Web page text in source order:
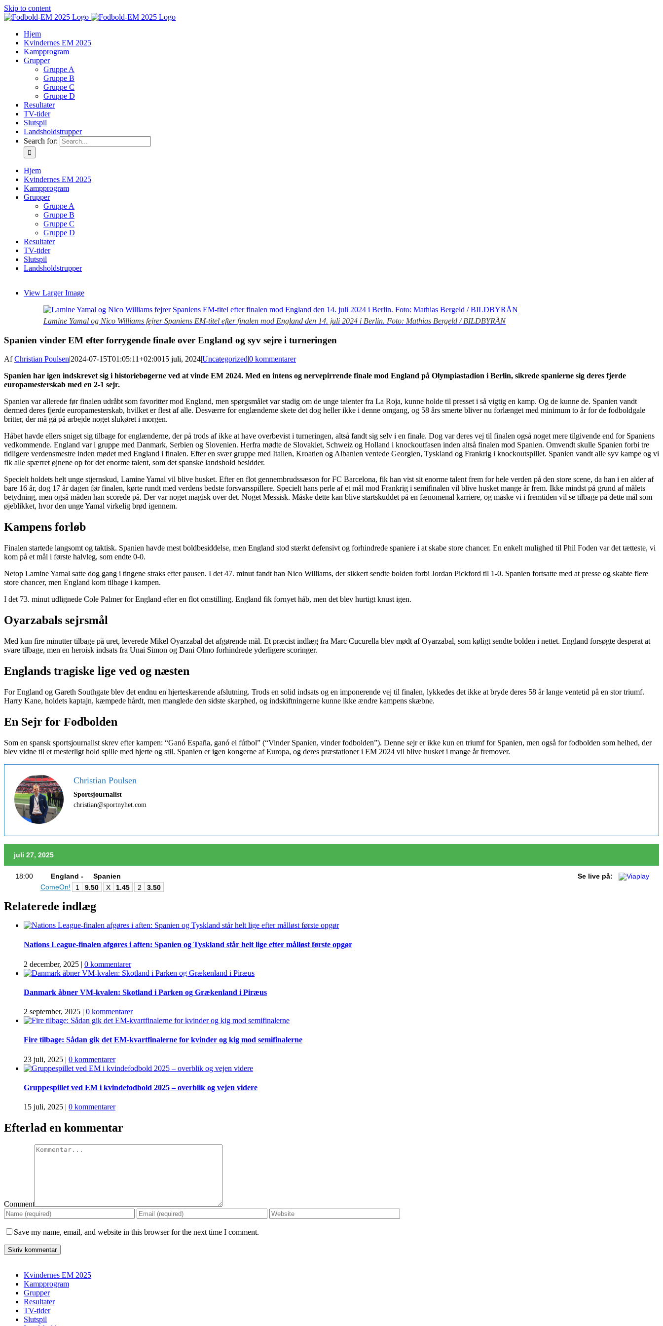
Skip to content
Hjem
Kvindernes EM 2025
Kampprogram
Grupper
Gruppe A
Gruppe B
Gruppe C
Gruppe D
Resultater
TV-tider
Slutspil
Landsholdstrupper
Search for:
Hjem
Kvindernes EM 2025
Kampprogram
Grupper
Gruppe A
Gruppe B
Gruppe C
Gruppe D
Resultater
TV-tider
Slutspil
Landsholdstrupper
View Larger Image
Lamine Yamal og Nico Williams fejrer Spaniens EM-titel efter finalen mod England den 14. juli 2024 i Berlin. Foto: Mathias Bergeld / BILDBYRÅN
Spanien vinder EM efter forrygende finale over England og syv sejre i turneringen
AfChristian Poulsen|2024-07-15T01:05:11+02:0015 juli, 2024|Uncategorized|0 kommentarer
Spanien har igen indskrevet sig i historiebøgerne ved at vinde EM 2024. Med en intens og nervepirrende finale mod England på Olympiastadion i Berlin, sikrede spanierne sig deres fjerde
europamesterskab med en 2-1 sejr.
Spanien var allerede før finalen udråbt som favoritter mod England, men spørgsmålet var stadig om de unge talenter fra La Roja, kunne holde til presset i så vigtig en kamp. Og de kunne de. Spanien vandt
dermed deres fjerde europamesterskab, hvilket er flest af alle. Desværre for englænderne skete det dog heller ikke i denne omgang, og 58 års smerte bliver nu forlænget med minimum to år for de fodboldgale
britter, der må gå på arbejde noget slukøret i morgen.
Håbet havde ellers sniget sig tilbage for englænderne, der på trods af ikke at have overbevist i turneringen, altså fandt sig selv i en finale. Dog var deres vej til finalen også noget mere tilgivende end for Spaniens
vedkommende. England var i gruppe med Danmark, Serbien og Slovenien. Herfra mødte de Slovakiet, Schweiz og Holland i knockoutfasen inden altså finalen mod Spanien. Omvendt skulle Spanien forbi tre
tidligere verdensmestre inden mødet med England i finalen. Efter en svær gruppe med Italien, Kroatien og Albanien ventede Georgien, Tyskland og Frankrig i knockoutspillet. Spanien vandt alle syv kampe og vi
fik alle spærret øjnene op for det enorme talent, som det spanske landshold besidder.
Specielt holdets helt unge stjernskud, Lamine Yamal vil blive husket. Efter en flot gennembrudssæson for FC Barcelona, fik han vist sit enorme talent frem for hele verden på den store scene, da han i en alder af
bare 16 år, dog 17 år dagen før finalen, kørte rundt med verdens bedste forsvarsspillere. Specielt hans perle af et mål mod Frankrig i semifinalen vil blive husket mange år frem. Ikke mindst på grund af målets
betydning, men også måden han scorede på. Der var noget magisk over det. Noget Messisk. Måske dette kan blive startskuddet på en fænomenal karriere, og måske vi i fremtiden vil se tilbage på dette mål som
øjeblikket, hvor den unge Yamal virkelig brød igennem.
Kampens forløb
Finalen startede langsomt og taktisk. Spanien havde mest boldbesiddelse, men England stod stærkt defensivt og forhindrede spaniere i at skabe store chancer. En enkelt mulighed til Phil Foden var det tætteste, vi
kom på et mål i første halvleg, som endte 0-0.
Netop Lamine Yamal satte dog gang i tingene straks efter pausen. I det 47. minut fandt han Nico Williams, der sikkert sendte bolden forbi Jordan Pickford til 1-0. Spanien fortsatte med at presse og skabte flere
store chancer, men England kom tilbage i kampen.
I det 73. minut udlignede Cole Palmer for England efter en flot omstilling. England fik fornyet håb, men det blev hurtigt knust igen.
Oyarzabals sejrsmål
Med kun fire minutter tilbage på uret, leverede Mikel Oyarzabal det afgørende mål. Et præcist indlæg fra Marc Cucurella blev mødt af Oyarzabal, som køligt sendte bolden i nettet. England forsøgte desperat at
svare tilbage, men en heroisk indsats fra Unai Simon og Dani Olmo forhindrede yderligere scoringer.
Englands tragiske lige ved og næsten
For England og Gareth Southgate blev det endnu en hjerteskærende afslutning. Trods en solid indsats og en imponerende vej til finalen, lykkedes det ikke at bryde deres 58 år lange ventetid på en stor triumf.
Harry Kane, holdets kaptajn, kæmpede hårdt, men manglede den sidste skarphed, og indskiftningerne kunne ikke ændre kampens skæbne.
En Sejr for Fodbolden
Som en spansk sportsjournalist skrev efter kampen: “Ganó España, ganó el fútbol” (“Vinder Spanien, vinder fodbolden”). Denne sejr er ikke kun en triumf for Spanien, men også for fodbolden som helhed, der
blev vidne til et mesterligt hold spille med hjerte og stil. Spanien er igen kongerne af Europa, og deres præstationer i EM 2024 vil blive husket i mange år fremover.
Christian Poulsen
Sportsjournalist
christian@sportnyhet.com
juli 27, 2025
18:00 England -
Spanien
ComeOn!
1 9.50 X 1.45 2 3.50
Se live på:
Relaterede indlæg
Nations League-finalen afgøres i aften: Spanien og Tyskland står helt lige efter målløst første opgør
2 december, 2025 | 0 kommentarer
Danmark åbner VM-kvalen: Skotland i Parken og Grækenland i Piræus
2 september, 2025 | 0 kommentarer
Fire tilbage: Sådan gik det EM-kvartfinalerne for kvinder og kig mod semifinalerne
23 juli, 2025 | 0 kommentarer
Gruppespillet ved EM i kvindefodbold 2025 – overblik og vejen videre
15 juli, 2025 | 0 kommentarer
Efterlad en kommentar
Comment
Save my name, email, and website in this browser for the next time I comment.
Kvindernes EM 2025
Kampprogram
Grupper
Resultater
TV-tider
Slutspil